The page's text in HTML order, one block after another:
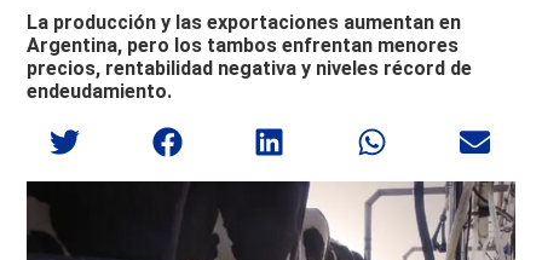
La producción y las exportaciones aumentan en
Argentina, pero los tambos enfrentan menores
precios, rentabilidad negativa y niveles récord de
endeudamiento.